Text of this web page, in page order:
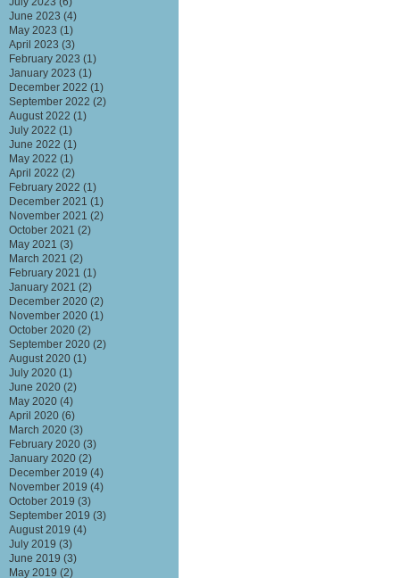
June 2023 (4)
May 2023 (1)
April 2023 (3)
February 2023 (1)
January 2023 (1)
December 2022 (1)
September 2022 (2)
August 2022 (1)
July 2022 (1)
June 2022 (1)
May 2022 (1)
April 2022 (2)
February 2022 (1)
December 2021 (1)
November 2021 (2)
October 2021 (2)
May 2021 (3)
March 2021 (2)
February 2021 (1)
January 2021 (2)
December 2020 (2)
November 2020 (1)
October 2020 (2)
September 2020 (2)
August 2020 (1)
July 2020 (1)
June 2020 (2)
May 2020 (4)
April 2020 (6)
March 2020 (3)
February 2020 (3)
January 2020 (2)
December 2019 (4)
November 2019 (4)
October 2019 (3)
September 2019 (3)
August 2019 (4)
July 2019 (3)
June 2019 (3)
May 2019 (2)